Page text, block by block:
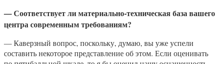
— Соответствует ли материально-техническая база вашего
центра современным требованиям?
— Каверзный вопрос, поскольку, думаю, вы уже успели
составить некоторое представление об этом. Если оценивать